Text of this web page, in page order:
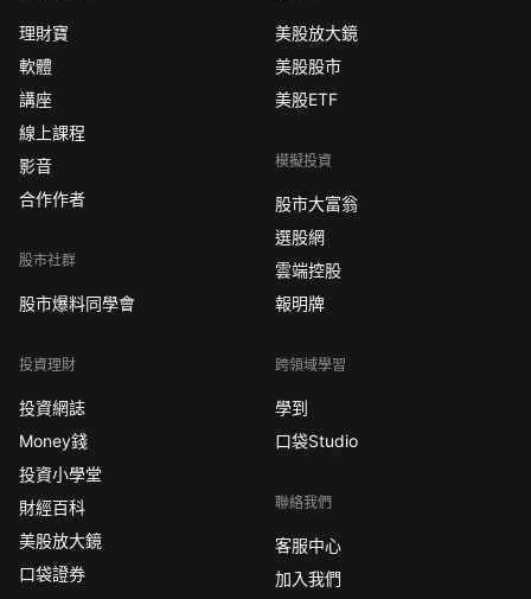
理財寶
軟體
講座
線上課程
影音
合作作者
股市社群
股市爆料同學會
投資理財
投資網誌
Money錢
投資小學堂
財經百科
美股放大鏡
口袋證券
美股放大鏡
美股股市
美股ETF
模擬投資
股市大富翁
選股網
雲端控股
報明牌
跨領域學習
學到
口袋Studio
聯絡我們
客服中心
加入我們